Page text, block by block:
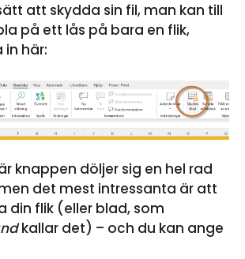
att skydda sin fil, man kan till
på ett lås på bara en flik,
här:
knappen döljer sig en hel rad
det mest intressanta är att
din flik (eller blad, som
kallar det) – och du kan ange